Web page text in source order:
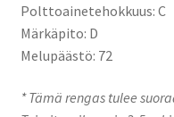
Polttoainetehokkuus: C
Märkäpito: D
Melupäästö: 72
* Tämä rengas tulee